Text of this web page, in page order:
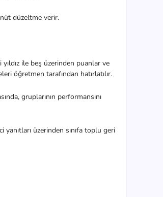
düzeltme verir.
ile beş üzerinden puanlar ve
öğretmen tarafından hatırlatılır.
gruplarının performansını
yanıtları üzerinden sınıfa toplu geri